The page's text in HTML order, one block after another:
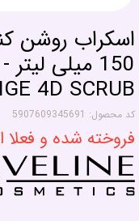
4D SCRUB
کد محصول: 5907609345691
فروخته شده و فعلا